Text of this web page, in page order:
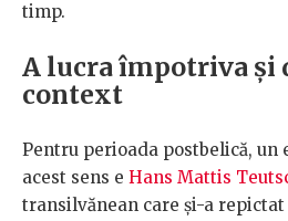
timp.
A lucra împotriva și
context
Pentru perioada postbelică, un
acest sens e Hans Mattis
transilvănean care și-a repictat